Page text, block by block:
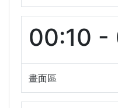
00:10 -
畫面區